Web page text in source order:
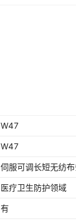
W47
W47
伺服可调长短无纺
医疗卫生防护领域
有